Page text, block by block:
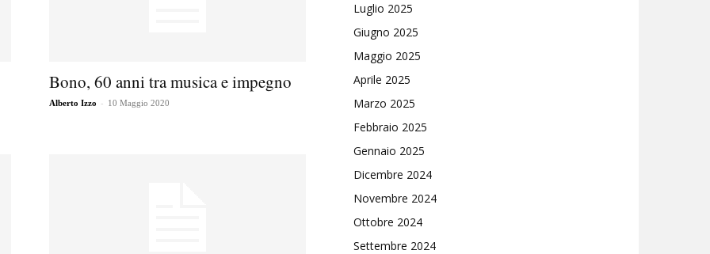
Bono, 60 anni tra musica e impegno
Alberto Izzo - 10 Maggio 2020
Luglio 2025
Giugno 2025
Maggio 2025
Aprile 2025
Marzo 2025
Febbraio 2025
Gennaio 2025
Dicembre 2024
Novembre 2024
Ottobre 2024
Settembre 2024